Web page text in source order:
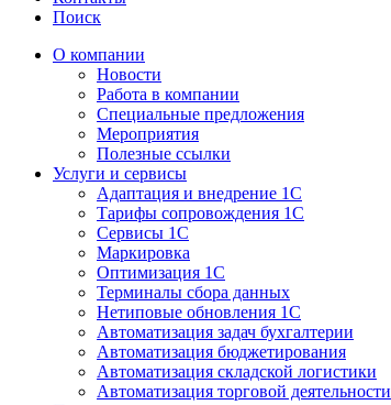
Поиск
О компании
Новости
Работа в компании
Специальные предложения
Мероприятия
Полезные ссылки
Услуги и сервисы
Адаптация и внедрение 1С
Тарифы сопровождения 1С
Сервисы 1С
Маркировка
Оптимизация 1С
Терминалы сбора данных
Нетиповые обновления 1С
Автоматизация задач бухгалтерии
Автоматизация бюджетирования
Автоматизация складской логистики
Автоматизация торговой деятельности